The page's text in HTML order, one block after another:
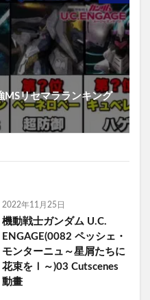
MSリセマラランキング
2022年11月25日
機動戦士ガンダム U.C.
ENGAGE(0082 ペッシェ・
モンターニュ～星屑たちに
花束をⅠ～)03 Cutscenes
動畫